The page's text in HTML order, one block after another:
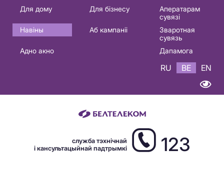
Основная
навигация
BE
Для дому Для бізнесу
Аператарам
сувязі
Навіны
Аб кампаніі
Зваротная
сувязь
Адно акно
Дапамога
RU BE EN
служба тэхнічнай
і кансультацыйнай падтрымкі
123